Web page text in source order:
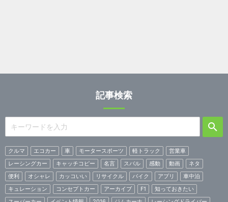
記事検索
クルマ エコカー 車 モータースポーツ 軽トラック
営業車
レーシングカー
キャッチコピー 名言 スバル 感動 動画
ネタ
便利
オシャレ カッコいい リサイクル バイク アプリ
車中泊
キュレーション
コンセプトカー アーカイブ F1
知っておきたい